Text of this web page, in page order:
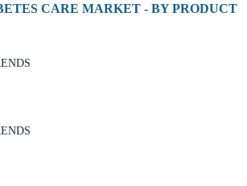
CARE MARKET - BY PRODUCT